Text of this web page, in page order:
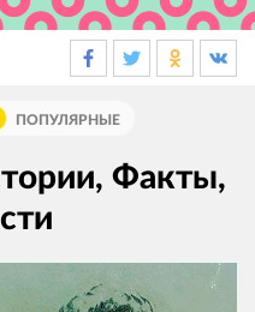
ПОПУЛЯРНЫЕ
Факты,